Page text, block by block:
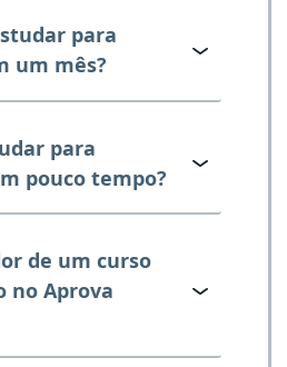
para
um mês?
para
pouco tempo?
de um curso
no Aprova